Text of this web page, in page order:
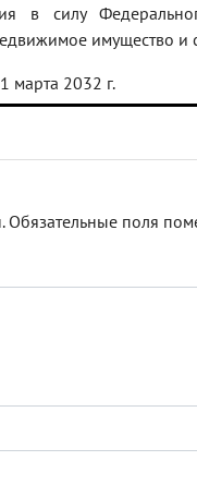
в силу
имущество и
марта 2032 г.
Обязательные поля